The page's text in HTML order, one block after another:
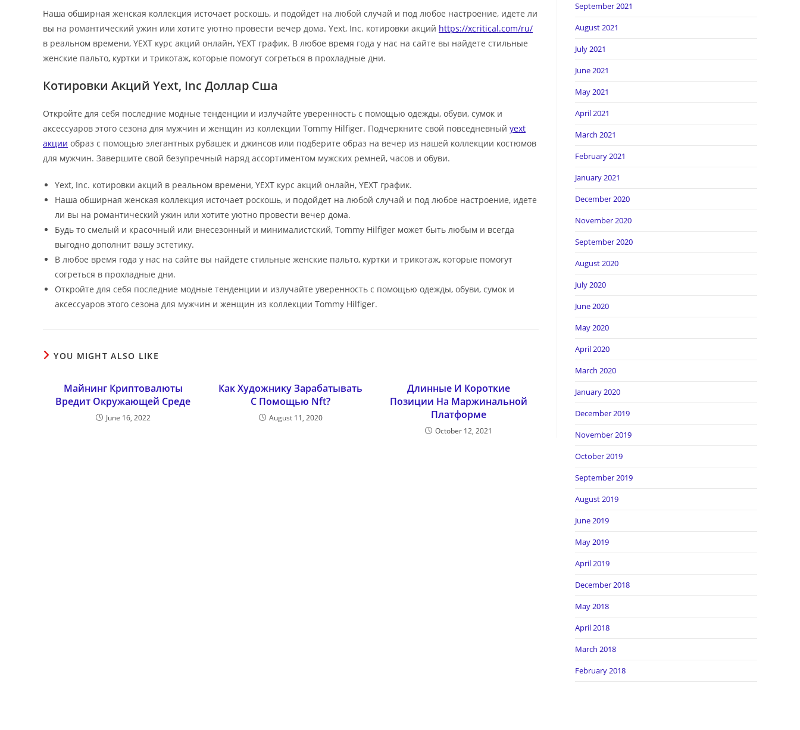
Наша обширная женская коллекция источает роскошь, и подойдет на любой случай и под любое настроение, идете ли
вы на романтический ужин или хотите уютно провести вечер дома. Yext, Inc. котировки акций https://xcritical.com/ru/
в реальном времени, YEXT курс акций онлайн, YEXT график. В любое время года у нас на сайте вы найдете стильные
женские пальто, куртки и трикотаж, которые помогут согреться в прохладные дни.
Котировки Акций Yext, Inc Доллар Сша
Откройте для себя последние модные тенденции и излучайте уверенность с помощью одежды, обуви, сумок и
аксессуаров этого сезона для мужчин и женщин из коллекции Tommy Hilfiger. Подчеркните свой повседневный yext
акции образ с помощью элегантных рубашек и джинсов или подберите образ на вечер из нашей коллекции костюмов
для мужчин. Завершите свой безупречный наряд ассортиментом мужских ремней, часов и обуви.
Yext, Inc. котировки акций в реальном времени, YEXT курс акций онлайн, YEXT график.
Наша обширная женская коллекция источает роскошь, и подойдет на любой случай и под любое настроение, идете
ли вы на романтический ужин или хотите уютно провести вечер дома.
Будь то смелый и красочный или внесезонный и минималистский, Tommy Hilfiger может быть любым и всегда
выгодно дополнит вашу эстетику.
В любое время года у нас на сайте вы найдете стильные женские пальто, куртки и трикотаж, которые помогут
согреться в прохладные дни.
Откройте для себя последние модные тенденции и излучайте уверенность с помощью одежды, обуви, сумок и
аксессуаров этого сезона для мужчин и женщин из коллекции Tommy Hilfiger.
YOU MIGHT ALSO LIKE
Майнинг Криптовалюты
Вредит Окружающей Среде
June 16, 2022
Как Художнику Зарабатывать
С Помощью Nft?
August 11, 2020
Длинные И Короткие
Позиции На Маржинальной
Платформе
October 12, 2021
September 2021
August 2021
July 2021
June 2021
May 2021
April 2021
March 2021
February 2021
January 2021
December 2020
November 2020
September 2020
August 2020
July 2020
June 2020
May 2020
April 2020
March 2020
January 2020
December 2019
November 2019
October 2019
September 2019
August 2019
June 2019
May 2019
April 2019
December 2018
May 2018
April 2018
March 2018
February 2018